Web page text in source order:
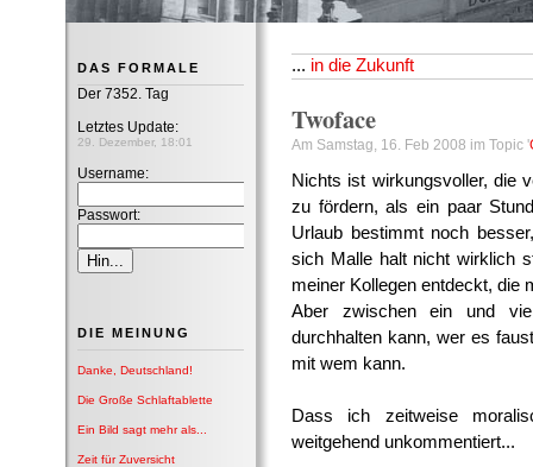
DAS FORMALE
Der 7352. Tag
Letztes Update:
29. Dezember, 18:01
Username:
Passwort:
DIE MEINUNG
Danke, Deutschland!
Die Große Schlaftablette
Ein Bild sagt mehr als...
Zeit für Zuversicht
... in die Zukunft
Twoface
Am Samstag, 16. Feb 2008 im Topic '
Nichts ist wirkungsvoller, die
zu fördern, als ein paar
Urlaub bestimmt noch
sich Malle halt nicht wirklich
meiner Kollegen entdeckt, die
Aber zwischen ein und
durchhalten kann, wer es
mit wem kann.
Dass ich zeitweise
weitgehend unkommentiert...